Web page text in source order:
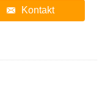
Kontakt